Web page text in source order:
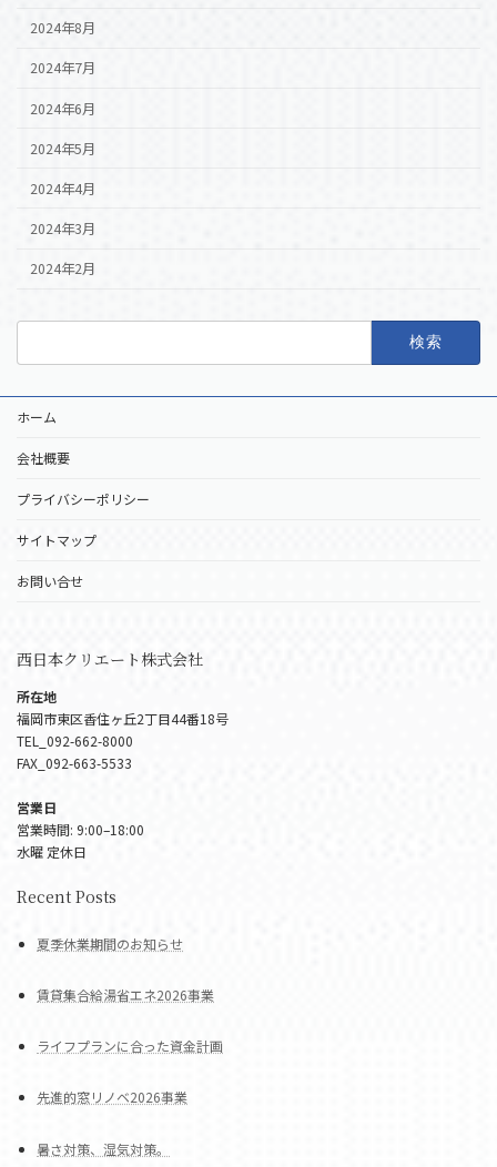
2024年8月
2024年7月
2024年6月
2024年5月
2024年4月
2024年3月
2024年2月
検
ホーム
会社概要
プライバシーポリシー
サイトマップ
お問い合せ
西日本クリエート株式会社
所在地
福岡市東区香住ヶ丘2丁目44番18号
TEL_092-662-8000
FAX_092-663-5533
営業日
営業時間: 9:00–18:00
水曜 定休日
Recent Posts
夏季休業期間のお知らせ
賃貸集合給湯省エネ2026事業
ライフプランに合った資金計画
先進的窓リノベ2026事業
暑さ対策、湿気対策。